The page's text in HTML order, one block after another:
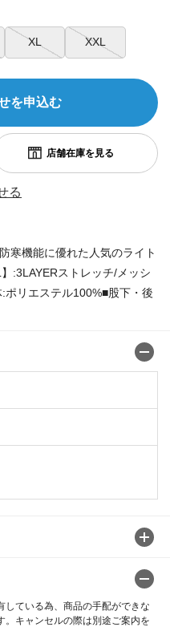
XL XXL
を申込む
る
寒機能に優れた人気のライト
:3LAYERストレッチ/メッシ
ポリエステル100%■股下・後
ている為、商品の手配ができな
。キャンセルの際は別途ご案内を